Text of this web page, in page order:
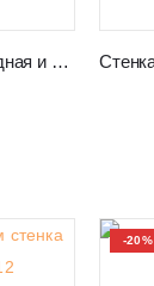
Стенка модулярная в салон модная и современная Alva
-20%